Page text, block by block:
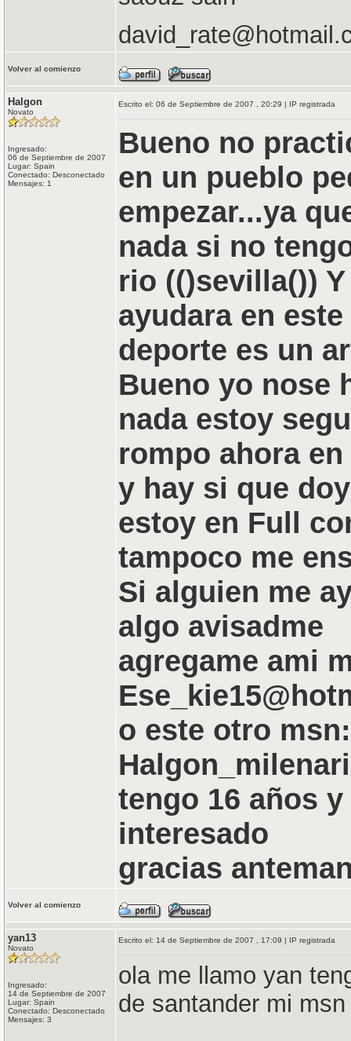
Volver al comienzo
Halgon
Novato
Ingresado:
06 de Septiembre de 2007
Lugar: Spain
Conectado: Desconectado
Mensajes: 1
Escrito el: 06 de Septiembre de 2007 , 20:29 | IP registrada
Bueno no
en un pueblo
empezar...ya
nada si no
rio (()sevilla())
ayudara en
deporte es un
Bueno yo nose
nada estoy
rompo ahora
y hay si que
estoy en Full
tampoco me
Si alguien me
algo avisadme
agregame ami
o este otro msn:
tengo 16 años
interesado
gracias
Volver al comienzo
yan13
Novato
Ingresado:
14 de Septiembre de 2007
Lugar: Spain
Conectado: Desconectado
Mensajes: 3
Escrito el: 14 de Septiembre de 2007 , 17:09 | IP registrada
ola me llamo yan
de santander mi